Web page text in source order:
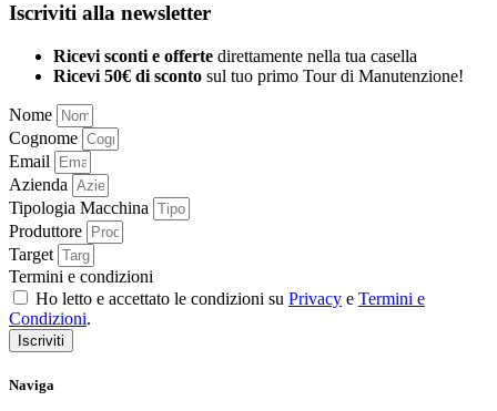
Iscriviti alla newsletter
Ricevi sconti e offerte direttamente nella tua casella
Ricevi 50€ di sconto sul tuo primo Tour di Manutenzione!
Nome
Cognome
Email
Azienda
Tipologia Macchina
Produttore
Target
Termini e condizioni
Ho letto e accettato le condizioni su Privacy e Termini e
Condizioni.
Iscriviti
Naviga